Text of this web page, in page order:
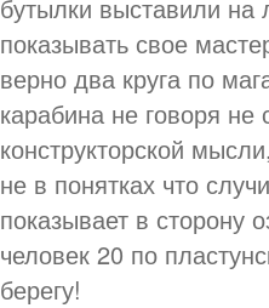
бутылки выставили на
показывать свое
верно два круга по
карабина не говоря не
конструкторской
не в понятках что
показывает в сторону
человек 20 по
берегу!